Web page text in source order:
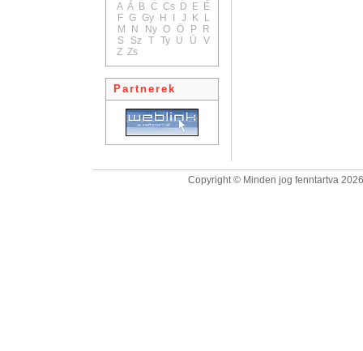
A Á B C Cs D E É
F G Gy H J K
L
M
N Ny O Ö P
R
S
Sz T Ty U Ü
V
Z Zs
Partnerek
Copyright © Minden jog fenntartva